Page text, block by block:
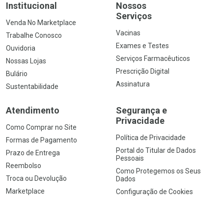
Institucional
Venda No Marketplace
Trabalhe Conosco
Ouvidoria
Nossas Lojas
Bulário
Sustentabilidade
Nossos
Serviços
Vacinas
Exames e Testes
Serviços Farmacêuticos
Prescrição Digital
Assinatura
Atendimento
Como Comprar no Site
Formas de Pagamento
Prazo de Entrega
Reembolso
Troca ou Devolução
Marketplace
Segurança e
Privacidade
Política de Privacidade
Portal do Titular de Dados
Pessoais
Como Protegemos os Seus
Dados
Configuração de Cookies